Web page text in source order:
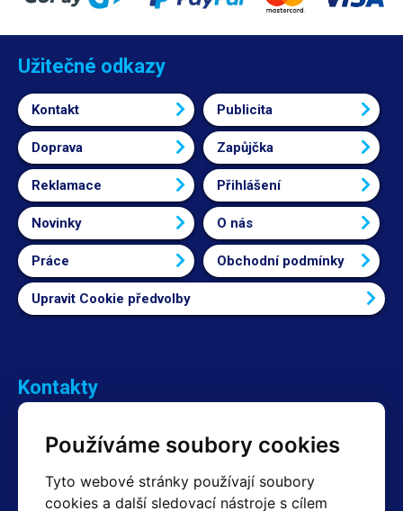
Používáme soubory cookies
Tyto webové stránky používají soubory
cookies a další sledovací nástroje s cílem
Užitečné odkazy
Kontakt Publicita
Doprava Zapůjčka
Reklamace Přihlášení
Novinky O nás
Práce Obchodní podmínky
Upravit Cookie předvolby
Kontakty
+420 603 357 606 +420 605 234 204
Fakturační a expediční oddělení